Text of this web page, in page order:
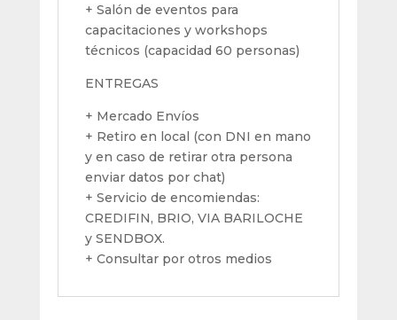
+ Salón de eventos para
capacitaciones y workshops
técnicos (capacidad 60 personas)
ENTREGAS
+ Mercado Envíos
+ Retiro en local (con DNI en mano
y en caso de retirar otra persona
enviar datos por chat)
+ Servicio de encomiendas:
CREDIFIN, BRIO, VIA BARILOCHE
y SENDBOX.
+ Consultar por otros medios